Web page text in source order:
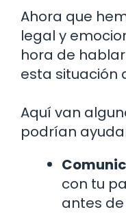
Ahora que
legal y
hora de
esta situación
Aquí van
podrían
con tu
antes